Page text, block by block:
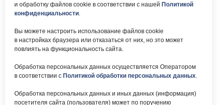
okc-
svao@svao.mos.ru
Об учреждении:
О ГБУ «ОКЦ СВАО»
Результаты НОК
Электронные ресурсы:
Национальная
Каталог Библиотек
электронная детская
библиотека
и обработку файлов cookie в соответствии с нашей Политикой
конфиденциальности.
Вы можете настроить использование файлов cookie
в настройках браузера или отказаться от них, но это может
повлиять на функциональность сайта.
Обработка персональных данных осуществляется Оператором
в соответствии с Политикой обработки персональных данных.
Обработка персональных данных и иных данных (информация)
посетителя сайта (пользователя) может по поручению